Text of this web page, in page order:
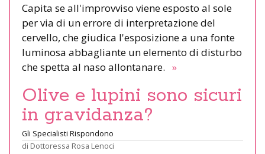
Capita se all'improvviso viene esposto al sole
per via di un errore di interpretazione del
cervello, che giudica l'esposizione a una fonte
luminosa abbagliante un elemento di disturbo
che spetta al naso allontanare. »
Olive e lupini sono sicuri
in gravidanza?
Gli Specialisti Rispondono
di Dottoressa Rosa Lenoci